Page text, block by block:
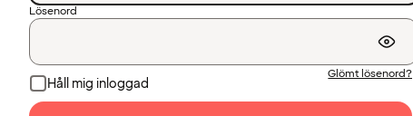
Lösenord
Håll mig inloggad
Glömt lösenord?